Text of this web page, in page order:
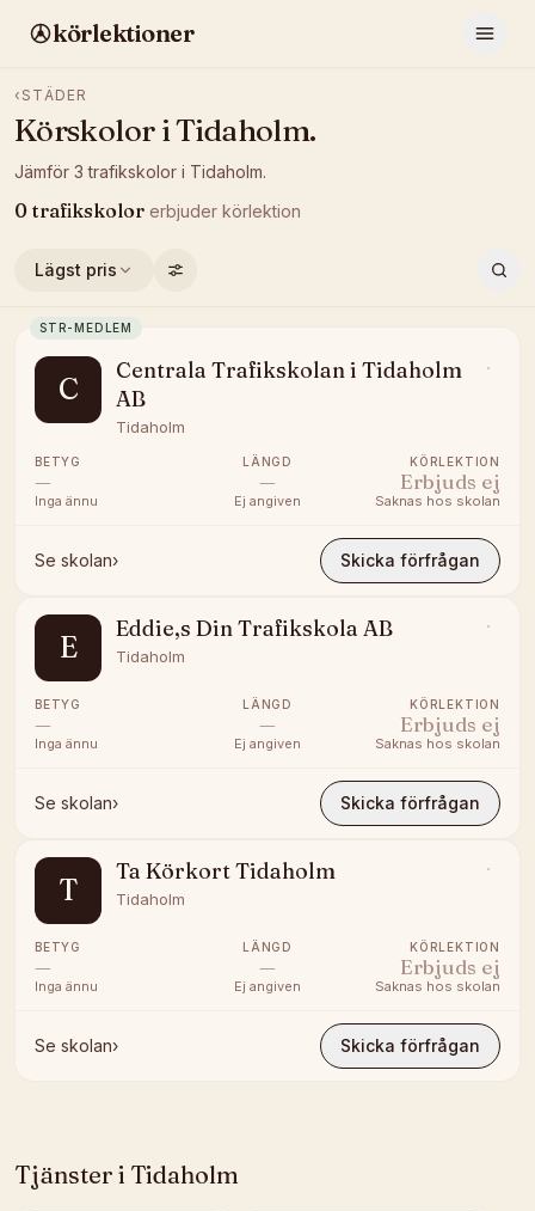
körlektioner
‹ STÄDER
Körskolor iTidaholm.
Jämför 3 trafikskolor i Tidaholm.
0 trafikskolor erbjuder körlektion
Lägst pris
STR-MEDLEM
C
Centrala Trafikskolan i Tidaholm
AB
Tidaholm
BETYG
—
Inga ännu
LÄNGD
—
Ej angiven
KÖRLEKTION
Erbjuds ej
Saknas hos skolan
Se skolan› Skicka förfrågan
E
Eddie,s Din Trafikskola AB
Tidaholm
BETYG
—
Inga ännu
LÄNGD
—
Ej angiven
KÖRLEKTION
Erbjuds ej
Saknas hos skolan
Se skolan› Skicka förfrågan
T
Ta Körkort Tidaholm
Tidaholm
BETYG
—
Inga ännu
LÄNGD
—
Ej angiven
KÖRLEKTION
Erbjuds ej
Saknas hos skolan
Se skolan› Skicka förfrågan
Tjänster i Tidaholm